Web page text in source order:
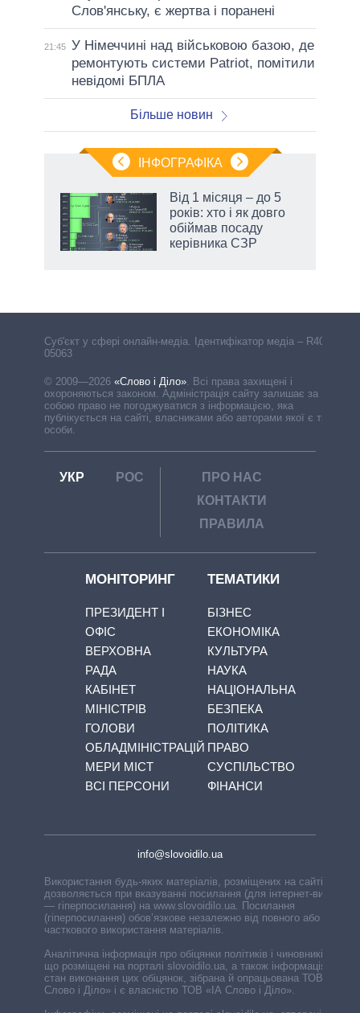
Слов'янську, є жертва і поранені
21:45 У Німеччині над військовою базою, де
ремонтують системи Patriot, помітили
невідомі БПЛА
Більше новин
ІНФОГРАФІКА
Від 1 місяця – до 5
років: хто і як довго
обіймав посаду
керівника СЗР
Cуб'єкт у сфері онлайн-медіа. Ідентифікатор медіа – R40-
05063
© 2009—2026 «Слово і Діло» Всі права захищені і
охороняються законом. Адміністрація сайту залишає за
собою право не погоджуватися з інформацією, яка
публікується на сайті, власниками або авторами якої є треті
особи.
УКР РОС
ПРО НАС
КОНТАКТИ
ПРАВИЛА
МОНІТОРИНГ
ПРЕЗИДЕНТ І
ОФІС
ВЕРХОВНА
РАДА
КАБІНЕТ
МІНІСТРІВ
ГОЛОВИ
ОБЛАДМІНІСТРАЦІЙ
МЕРИ МІСТ
ВСІ ПЕРСОНИ
ТЕМАТИКИ
БІЗНЕС
ЕКОНОМІКА
КУЛЬТУРА
НАУКА
НАЦІОНАЛЬНА
БЕЗПЕКА
ПОЛІТИКА
ПРАВО
СУСПІЛЬСТВО
ФІНАНСИ
info@slovoidilo.ua
Використання будь-яких матеріалів, розміщених на сайті,
дозволяється при вказуванні посилання (для інтернет-видань
— гіперпосилання) на www.slovoidilo.ua. Посилання
(гіперпосилання) обов’язкове незалежно від повного або
часткового використання матеріалів.
Аналітична інформація про обіцянки політиків і чиновників,
що розміщені на порталі slovoidilo.ua, а також інформація про
стан виконання цих обіцянок, зібрана й опрацьована ТОВ «ІА
Слово і Діло» і є власністю ТОВ «ІА Слово і Діло».